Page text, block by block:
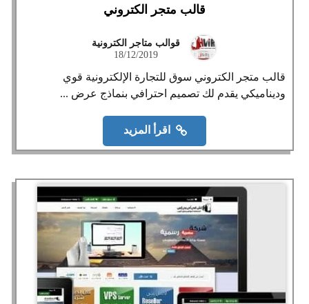
قالب متجر الكتروني
قوالب متاجر الكترونية
18/12/2019
قالب متجر الكتروني سوق للتجارة الإلكترونية قوي
وديناميكي يقدم لك تصميم احترافي بنماذج عرض ...
اقرأ المزيد